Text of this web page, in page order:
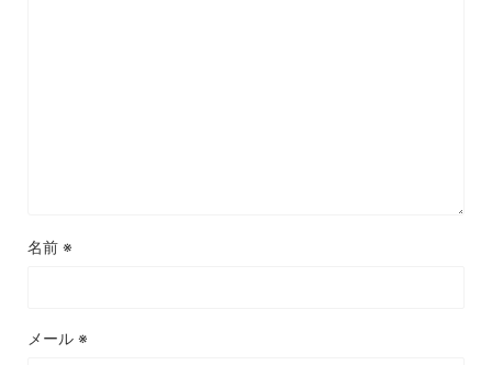
名前 ※
メール ※